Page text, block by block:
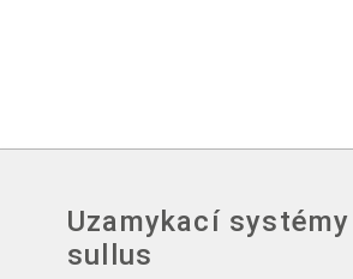
Uzamykací systémy
sullus